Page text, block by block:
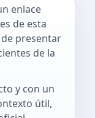
enlace
de esta
presentar
de la
y con un
útil,